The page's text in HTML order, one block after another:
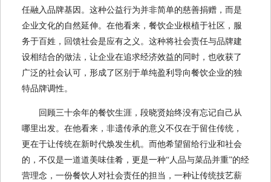
任融入品牌基因。这种公益行为并非简单的慈善捐赠，而是
企业文化的自然延伸。在他看来，餐饮企业根植于社区，服
务于百姓，回馈社会是应有之义。这种将社会责任与品牌建
设相结合的做法，让企业在追求经济效益的同时，也收获了
广泛的社会认可，形成了区别于单纯盈利导向餐饮企业的独
特品牌调性。
回顾三十余年的餐饮生涯，段晓贤始终没有忘记自己从
哪里出发。在他看来，非遗传承的意义不仅在于留住传统，
更在于让传统在新时代焕发生机。而他希望留给行业和社会
的，不仅是一道道美味佳肴，更是一种“人品与菜品并重”的经
营理念，一份餐饮人对社会责任的担当，一种让传统技艺薪